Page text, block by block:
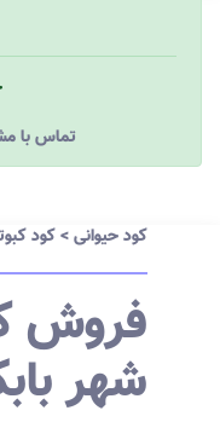
(09190555510)
کود حیوانی>کود
فروش
شهر